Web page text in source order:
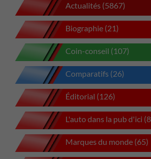
Actualités (5867)
Biographie (21)
Coin-conseil (107)
Comparatifs (26)
Éditorial (126)
L'auto dans la pub d'ici
Marques du monde (65)